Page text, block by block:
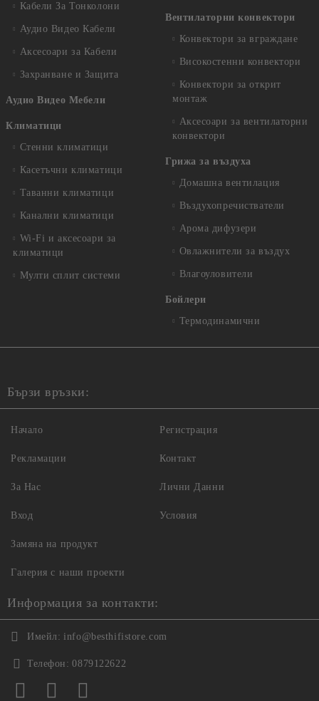
Кабели За Тонколони
Аудио Видео Кабели
Аксесоари за Кабели
Захранване и Защита
Аудио Видео Мебели
Климатици
Стенни климатици
Касетъчни климатици
Таванни климатици
Канални климатици
Wi-Fi и аксесоари за
климатици
Мулти сплит системи
Вентилаторни конвектори
Конвектори за вграждане
Високостенни конвектори
Конвектори за открит
монтаж
Аксесоари за вентилаторни
конвектори
Грижа за въздуха
Домашна вентилация
Въздухопречистватели
Арома дифузери
Овлажнители за въздух
Влагоуловители
Бойлери
Термодинамични
Бързи връзки:
Начало
Рекламации
За Нас
Вход
Регистрация
Контакт
Лични Данни
Условия
Замяна на продукт
Галерия с наши проекти
Информация за контакти:
Имейл: info@besthifistore.com
Телефон: 0879122622